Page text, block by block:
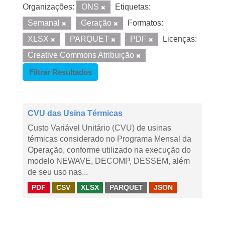
Organizações: ONS
Etiquetas:
Semanal
Geração
Formatos:
XLSX
PARQUET PDF
Licenças:
Creative Commons Atribuição
Filtrar Resultados
CVU das Usina Térmicas
Custo Variável Unitário (CVU) de usinas
térmicas considerado no Programa Mensal da
Operação, conforme utilizado na execução do
modelo NEWAVE, DECOMP, DESSEM, além
de seu uso nas...
PDF CSV XLSX PARQUET JSON